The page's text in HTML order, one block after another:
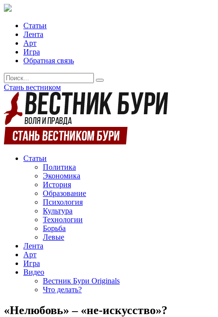
Статьи
Лента
Арт
Игра
Обратная связь
Стань вестником
Статьи
Политика
Экономика
История
Образование
Психология
Культура
Технологии
Борьба
Левые
Лента
Арт
Игра
Видео
Вестник Бури Originals
Что делать?
«Нелюбовь» – «не-искусство»?